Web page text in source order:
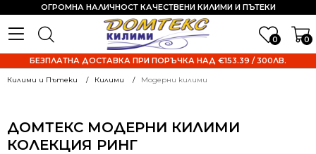
0 0
ОГРОМНА НАЛИЧНОСТ КАЧЕСТВЕНИ КИЛИМИ И ПЪТЕКИ
БЕЗПЛАТНА ДОСТАВКА ПРИ ПОРЪЧКА НАД €153.39 / 300ЛВ.
Килими и Пътеки Килими Модерни килими
ДОМТЕКС МОДЕРНИ КИЛИМИ
КОЛЕКЦИЯ РИНГ